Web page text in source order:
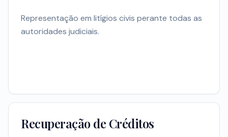
Representação em litígios civis perante todas as
autoridades judiciais.
Recuperação de Créditos